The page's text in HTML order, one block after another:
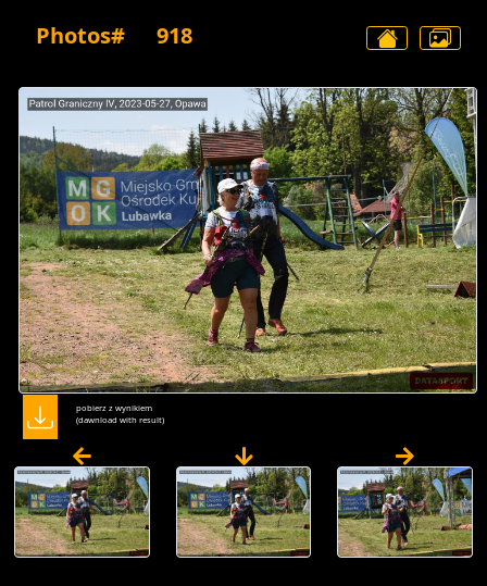
Photos# 918
pobierz z wynikiem
(dawnload with result)